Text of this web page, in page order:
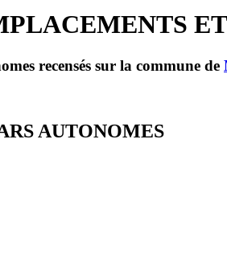
recensés sur la commune de
AUTONOMES